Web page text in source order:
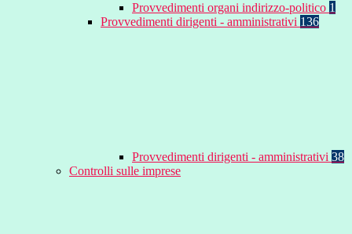
Provvedimenti organi indirizzo-politico 1
Provvedimenti dirigenti - amministrativi 136
Provvedimenti dirigenti - amministrativi 38
Controlli sulle imprese